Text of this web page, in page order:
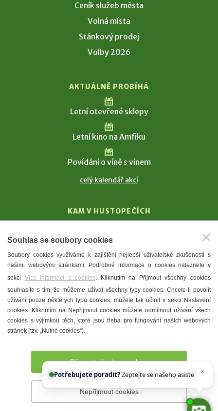
Ceník služeb města
Volná místa
Stánkový prodej
Volby 2026
AKTUÁLNĚ PROBÍHÁ
Letní otevřené sklepy
Letní kino na Amfiku
Povídání o víně s vínem
celý kalendář akcí
KAM V HUSTOPEČÍCH
T. G. Masaryk
Mandloně
Ubytování
Restaurace
Městské muzeum a galerie
Denní meníčka
Prohlášení o přístupnosti Správce webu
Souhlas se soubory cookies
Soubory cookies využíváme k zajištění nejlepší uživatelské zkušenosti s
našimi webovými stránkami. Podrobné informace o cookies naleznete v
sekci Více informací o cookies. Kliknutím na Přijmout všechny cookies
souhlasíte s tím, že můžeme užívat všechny typy cookies. Chcete-li povolit
užívání pouze některých typů cookies, můžete tak učinit v sekci Nastavení
cookies. Kliknutím na Nepřijmout cookies můžete odmítnout užívání všech
cookies s výjimkou těch, které jsou třeba pro fungování našich webových
stránek (tzv. „Nutné cookies“).
Přijmout všechny cookies
Nepřijmout cookies
Potřebujete poradit?
Chett